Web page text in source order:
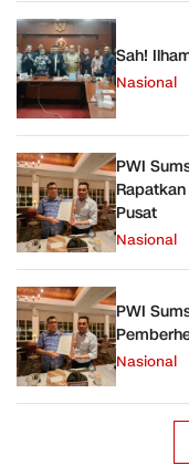
Sah!
Nasional
PWI
Pusat
Nasional
PWI
Nasional